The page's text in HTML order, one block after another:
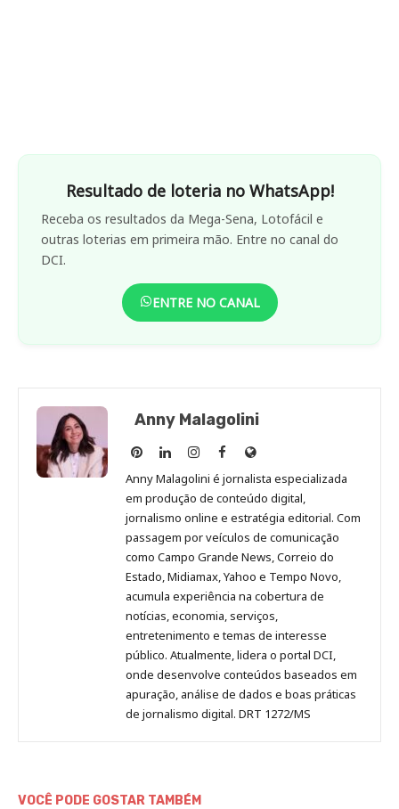
Resultado de loteria no WhatsApp!
Receba os resultados da Mega-Sena, Lotofácil e
outras loterias em primeira mão. Entre no canal do
DCI.
ENTRE NO CANAL
Anny Malagolini
Anny
Malagolini
no
Pinterest
Anny
Malagolini
no
LinkedIn
Anny
Malagolini
no
Instagram
Anny
Malagolini
no
Facebook
Site
de
Anny
Malagolini
Anny Malagolini é jornalista especializada
em produção de conteúdo digital,
jornalismo online e estratégia editorial. Com
passagem por veículos de comunicação
como Campo Grande News, Correio do
Estado, Midiamax, Yahoo e Tempo Novo,
acumula experiência na cobertura de
notícias, economia, serviços,
entretenimento e temas de interesse
público. Atualmente, lidera o portal DCI,
onde desenvolve conteúdos baseados em
apuração, análise de dados e boas práticas
de jornalismo digital. DRT 1272/MS
VOCÊ PODE GOSTAR TAMBÉM